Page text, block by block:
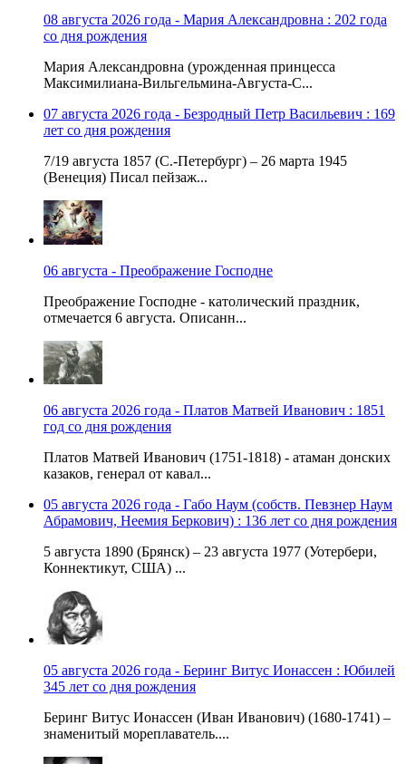
08 августа 2026 года - Мария Александровна : 202 года
со дня рождения
Мария Александровна (урожденная принцесса
Максимилиана-Вильгельмина-Августа-С...
07 августа 2026 года - Безродный Петр Васильевич : 169
лет со дня рождения
7/19 августа 1857 (С.-Петербург) – 26 марта 1945
(Венеция) Писал пейзаж...
06 августа - Преображение Господне
Преображение Господне - католический праздник,
отмечается 6 августа. Описанн...
06 августа 2026 года - Платов Матвей Иванович : 1851
год со дня рождения
Платов Матвей Иванович (1751-1818) - атаман донских
казаков, генерал от кавал...
05 августа 2026 года - Габо Наум (собств. Певзнер Наум
Абрамович, Неемия Беркович) : 136 лет со дня рождения
5 августа 1890 (Брянск) – 23 августа 1977 (Уотербери,
Коннектикут, США) ...
05 августа 2026 года - Беринг Витус Ионассен : Юбилей
345 лет со дня рождения
Беринг Витус Ионассен (Иван Иванович) (1680-1741) –
знаменитый мореплаватель....